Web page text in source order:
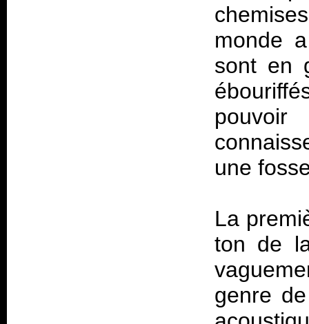
monde
sont en
une
La
ton de
genre